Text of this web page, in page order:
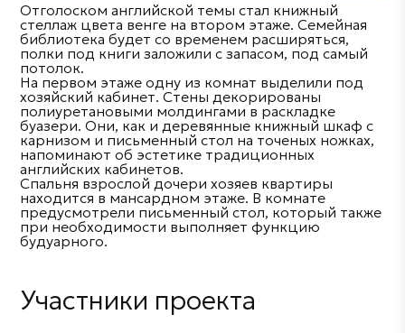
Отголоском английской темы стал книжный
стеллаж цвета венге на втором этаже. Семейная
библиотека будет со временем расширяться,
полки под книги заложили с запасом, под самый
потолок.
На первом этаже одну из комнат выделили под
хозяйский кабинет. Стены декорированы
полиуретановыми молдингами в раскладке
буазери. Они, как и деревянные книжный шкаф с
карнизом и письменный стол на точеных ножках,
напоминают об эстетике традиционных
английских кабинетов.
Спальня взрослой дочери хозяев квартиры
находится в мансардном этаже. В комнате
предусмотрели письменный стол, который также
при необходимости выполняет функцию
будуарного.
Участники проекта